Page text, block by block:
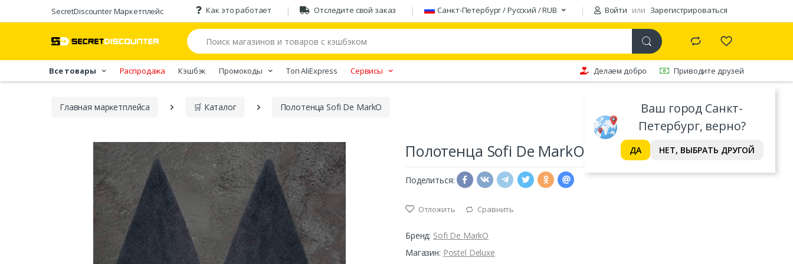
SecretDiscounter Маркетплейс Как это работает Отследите свой заказ Санкт-Петербург / Русский / RUB Войти или Зарегистрироваться
Ваш город Санкт-
Петербург, верно?
ДА НЕТ, ВЫБРАТЬ ДРУГОЙ
Все товары Распродажа Кэшбэк Промокоды Tоп AliExpress Сервисы Делаем добро Приводите друзей
Главная марĸетплейса 🛒 Каталог Полотенца Sofi De MarkO
Полотенца Sofi De MarkO
Поделиться:
Отложить Сравнить
Бренд: Sofi De MarkO
Магазин: Postel Deluxe